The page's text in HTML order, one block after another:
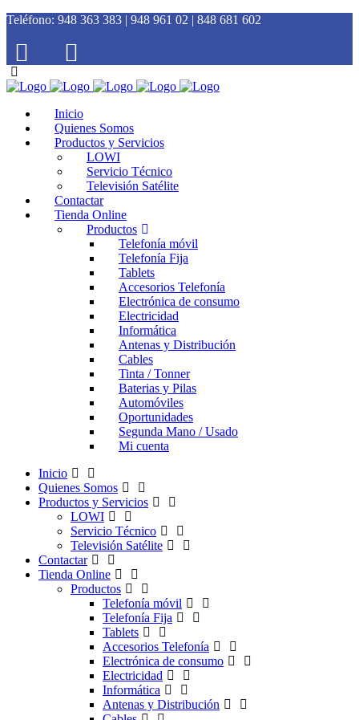
Teléfono: 948 363 383 | 948 961 02 | 848 681 602
Inicio
Quienes Somos
Productos y Servicios
LOWI
Servicio Técnico
Televisión Satélite
Contactar
Tienda Online
Productos
Telefonía móvil
Telefonía Fija
Tablets
Accesorios Telefonía
Electrónica de consumo
Electricidad
Informática
Antenas y Distribución
Cables
Tinta / Tonner
Baterias y Pilas
Automóviles
Oportunidades
Segunda Mano / Usado
Mi cuenta
Inicio
Quienes Somos
Productos y Servicios
LOWI
Servicio Técnico
Televisión Satélite
Contactar
Tienda Online
Productos
Telefonía móvil
Telefonía Fija
Tablets
Accesorios Telefonía
Electrónica de consumo
Electricidad
Informática
Antenas y Distribución